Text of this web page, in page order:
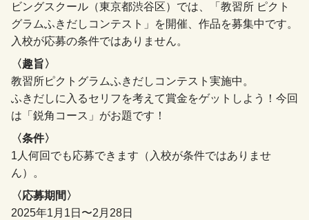
ビングスクール（東京都渋谷区）では、「教習所 ピクト
グラムふきだしコンテスト」を開催、作品を募集中です。
入校が応募の条件ではありません。
〈趣旨〉
教習所ピクトグラムふきだしコンテスト実施中。
ふきだしに入るセリフを考えて賞金をゲットしよう！今回
は「鋭角コース」がお題です！
〈条件〉
1人何回でも応募できます（入校が条件ではありませ
ん）。
〈応募期間〉
2025年1月1日〜2月28日